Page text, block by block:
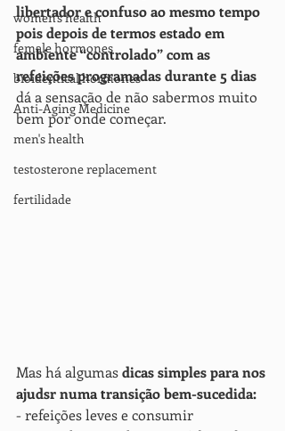
women's health
female hormones
bioidentical hormones
Anti-Aging Medicine
men's health
testosterone replacement
fertilidade
libertador e confuso ao mesmo tempo
pois depois de termos estado em
ambiente “controlado” com as
refeições programadas durante 5 dias
dá a sensação de não sabermos muito
bem por onde começar.
Mas há algumas dicas simples para nos
ajudsr numa transição bem-sucedida:
- refeições leves e consumir